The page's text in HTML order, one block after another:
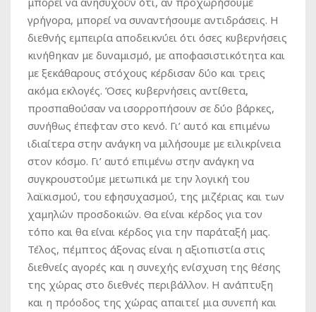
γρήγορα, μπορεί να συναντήσουμε αντιδράσεις. Η
διεθνής εμπειρία αποδεικνύει ότι όσες κυβερνήσεις
κινήθηκαν με δυναμισμό, με αποφασιστικότητα και
με ξεκάθαρους στόχους κέρδισαν δύο και τρεις
ακόμα εκλογές. Όσες κυβερνήσεις αντίθετα,
προσπαθούσαν να ισορροπήσουν σε δύο βάρκες,
συνήθως έπεφταν στο κενό. Γι’ αυτό και επιμένω
ιδιαίτερα στην ανάγκη να μιλήσουμε με ειλικρίνεια
στον κόσμο. Γι’ αυτό επιμένω στην ανάγκη να
συγκρουστούμε μετωπικά με την λογική του
λαϊκισμού, του εφησυχασμού, της μιζέριας και των
χαμηλών προσδοκιών. Θα είναι κέρδος για τον
τόπο και θα είναι κέρδος για την παράταξή μας.
Τέλος, πέμπτος άξονας είναι η αξιοπιστία στις
διεθνείς αγορές και η συνεχής ενίσχυση της θέσης
της χώρας στο διεθνές περιβάλλον. Η ανάπτυξη
και η πρόοδος της χώρας απαιτεί μια συνεπή και